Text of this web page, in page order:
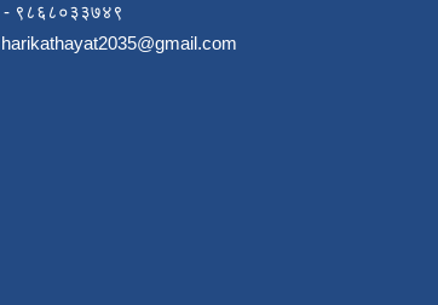
९८६८०३३७४९
harikathayat2035@gmail.com